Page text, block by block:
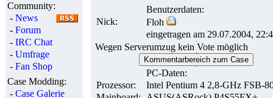
Community:
- News
- Forum
- IRC Chat
- Umfrage
- Fan Shop
Case Modding:
- Case Galerie
Benutzerdaten:
Nick:
Floh
eingetragen am 29.07.2004,
Wegen Serverumzug kein Vote möglich
Kommentarbereich zum Case
PC-Daten:
Prozessor:
Intel Pentium 4 2,8-GHz FSB-